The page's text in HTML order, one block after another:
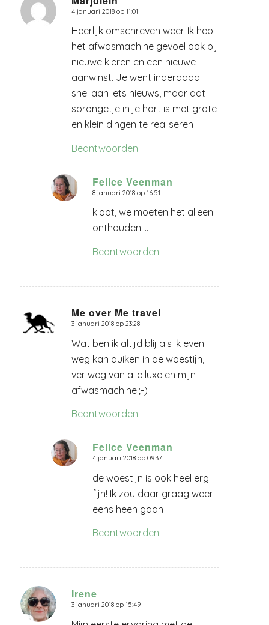
zegt:
4 januari 2018 op 11:01
Heerlijk omschreven weer. Ik heb
het afwasmachine gevoel ook bij
nieuwe kleren en een nieuwe
aanwinst. Je went inderdaad
snel aan iets nieuws, maar dat
sprongetje in je hart is met grote
en klein dingen te realiseren
Beantwoorden
Felice Veenman
zegt:
8 januari 2018 op 16:51
klopt, we moeten het alleen
onthouden….
Beantwoorden
Me over Me travel
zegt:
3 januari 2018 op 23:28
Wat ben ik altijd blij als ik even
weg kan duiken in de woestijn,
ver weg van alle luxe en mijn
afwasmachine.;-)
Beantwoorden
Felice Veenman
zegt:
4 januari 2018 op 09:37
de woestijn is ook heel erg
fijn! Ik zou daar graag weer
eens heen gaan
Beantwoorden
Irene
zegt:
3 januari 2018 op 15:49